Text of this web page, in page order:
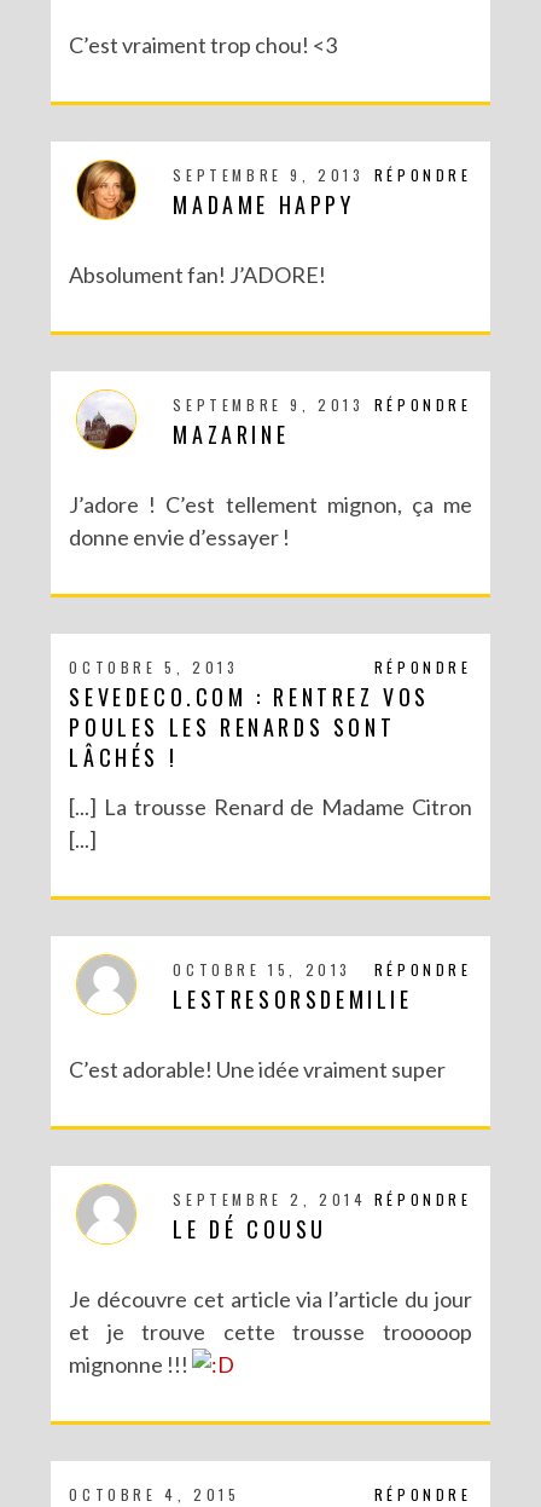
C’est vraiment trop chou! <3
RÉPONDRE
SEPTEMBRE 9, 2013
MADAME HAPPY
Absolument fan! J’ADORE!
RÉPONDRE
SEPTEMBRE 9, 2013
MAZARINE
J’adore ! C’est tellement mignon, ça me
donne envie d’essayer !
RÉPONDRE
OCTOBRE 5, 2013
SEVEDECO.COM : RENTREZ VOS
POULES LES RENARDS SONT
LÂCHÉS !
[...] La trousse Renard de Madame Citron
[...]
RÉPONDRE
OCTOBRE 15, 2013
LESTRESORSDEMILIE
C’est adorable! Une idée vraiment super
RÉPONDRE
SEPTEMBRE 2, 2014
LE DÉ COUSU
Je découvre cet article via l’article du jour
et je trouve cette trousse trooooop
mignonne !!!
RÉPONDRE
OCTOBRE 4, 2015